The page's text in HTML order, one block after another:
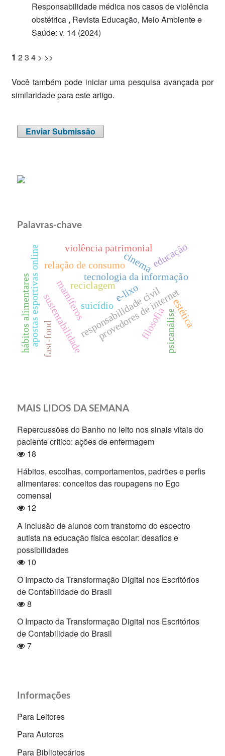
Responsabilidade médica nos casos de violência
obstétrica , Revista Educação, Meio Ambiente e
Saúde: v. 14 (2024)
1 23 4 > >>
Você também pode iniciar uma pesquisa avançada por
similaridadepara este artigo.
Enviar Submissão
Palavras-chave
tecnologia da informação
e-lixo
reciclagem
sustentabilidaderesponsabilidade civil
provedores de internetestética
cinema
filosofiapsicanálise
educação
apostas esportivas online relação de consumo
mamíferos
hábitos alimentares fast-food
violência patrimonial
suicídio
MAIS LIDOS DA SEMANA
Repercussões do Banho no leito nos sinais vitais do
paciente crítico: ações de enfermagem
18
Hábitos, escolhas, comportamentos, padrões e perfis
alimentares: conceitos das roupagens no Ego
comensal
12
A Inclusão de alunos com transtorno do espectro
autista na educação física escolar: desafios e
possibilidades
10
O Impacto da Transformação Digital nos Escritórios
de Contabilidade do Brasil
8
O Impacto da Transformação Digital nos Escritórios
de Contabilidade do Brasil
7
Informações
Para Leitores
Para Autores
Para Bibliotecários